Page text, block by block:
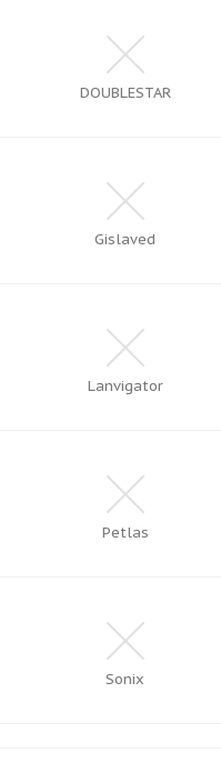
DOUBLESTAR
Gislaved
Lanvigator
Petlas
Sonix